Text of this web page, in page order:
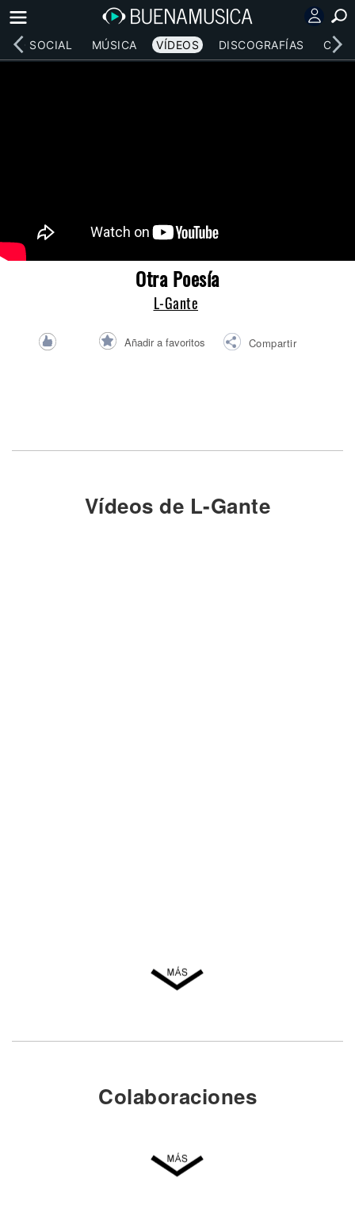
RED SOCIAL MÚSICA VÍDEOS DISCOGRAFÍAS
Otra Poesía
L-Gante
Añadir a favoritos Compartir
Vídeos de L-Gante
Colaboraciones